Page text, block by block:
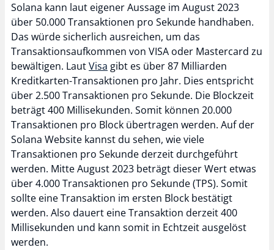
Solana kann laut eigener Aussage im August 2023
über 50.000 Transaktionen pro Sekunde handhaben.
Das würde sicherlich ausreichen, um das
Transaktionsaufkommen von VISA oder Mastercard zu
bewältigen. LautVisa gibt es über 87 Milliarden
Kreditkarten-Transaktionen pro Jahr. Dies entspricht
über 2.500 Transaktionen pro Sekunde. Die Blockzeit
beträgt 400 Millisekunden. Somit können 20.000
Transaktionen pro Block übertragen werden. Auf der
Solana Website kannst du sehen, wie viele
Transaktionen pro Sekunde derzeit durchgeführt
werden. Mitte August 2023 beträgt dieser Wert etwas
über 4.000 Transaktionen pro Sekunde (TPS). Somit
sollte eine Transaktion im ersten Block bestätigt
werden. Also dauert eine Transaktion derzeit 400
Millisekunden und kann somit in Echtzeit ausgelöst
werden.